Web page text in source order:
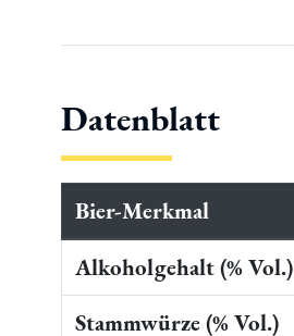
Datenblatt
Bier-Merkmal
Alkoholgehalt (% Vol.)
Stammwürze (% Vol.)